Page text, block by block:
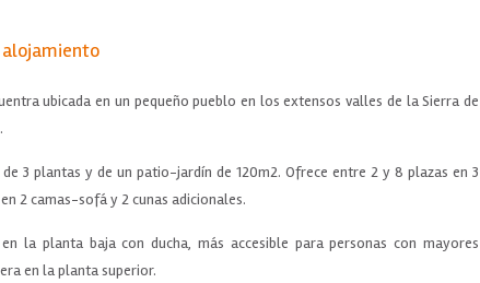
alojamiento
ubicada en un pequeño pueblo en los extensos valles de la Sierra de
3 plantas y de un patio-jardín de 120m2. Ofrece entre 2 y 8 plazas en 3
2 camas-sofá y 2 cunas adicionales.
la planta baja con ducha, más accesible para personas con mayores
en la planta superior.